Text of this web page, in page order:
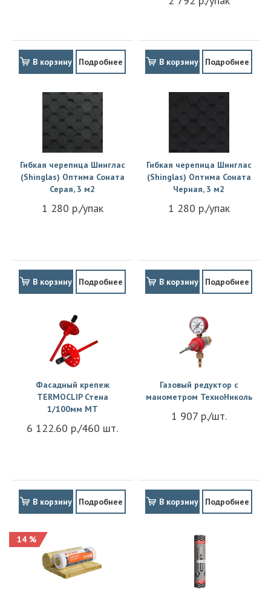
В корзину Подробнее В корзину Подробнее
Гибкая черепица Шинглас
(Shinglas) Оптима Соната
Серая, 3 м2
1 280 р./упак
В корзину Подробнее
Гибкая черепица Шинглас
(Shinglas) Оптима Соната
Черная, 3 м2
1 280 р./упак
В корзину Подробнее
Фасадный крепеж
TERMOCLIP Стена
1/100мм MT
6 122.60 р./460 шт.
В корзину Подробнее
Газовый редуктор с
манометром ТехноНиколь
1 907 р./шт.
В корзину Подробнее
14 %